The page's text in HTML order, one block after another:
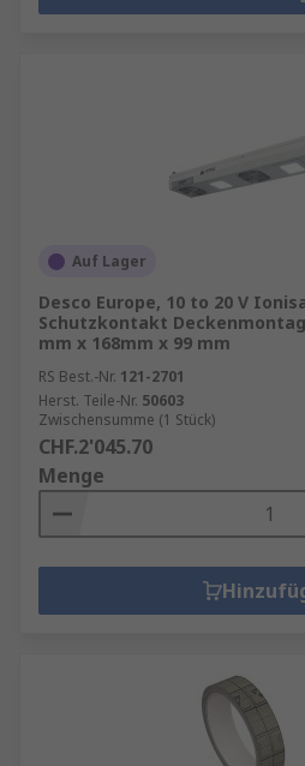
Auf Lager
Desco Europe, 10 to 20 V
Schutzkontakt
mm x 168mm x 99 mm
RS Best.-Nr. 121-2701
Herst. Teile-Nr. 50603
Zwischensumme (1 Stück)
CHF.2'045.70
Menge